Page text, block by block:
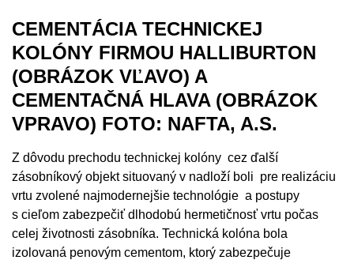
CEMENTÁCIA TECHNICKEJ
KOLÓNY FIRMOU HALLIBURTON
(OBRÁZOK VĽAVO) A
CEMENTAČNÁ HLAVA (OBRÁZOK
VPRAVO) FOTO: NAFTA, A.S.
Z dôvodu prechodu technickej kolóny cez ďalší
zásobníkový objekt situovaný v nadloží boli pre realizáciu
vrtu zvolené najmodernejšie technológie a postupy
s cieľom zabezpečiť dlhodobú hermetičnosť vrtu počas
celej životnosti zásobníka. Technická kolóna bola
izolovaná penovým cementom, ktorý zabezpečuje